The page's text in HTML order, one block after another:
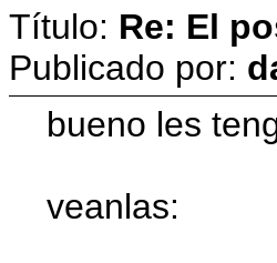
Título: Re: El
Publicado por:
bueno les
veanlas: